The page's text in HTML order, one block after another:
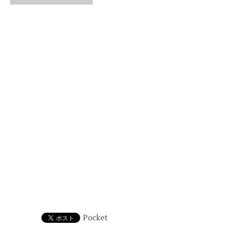
Pocket